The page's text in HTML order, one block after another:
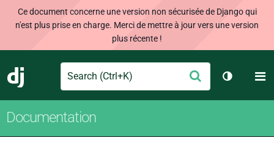
Ce document concerne une version non sécurisée de Django qui
n'est plus prise en charge. Merci de mettre à jour vers une version
plus récente !
Django
Search Envoyer
Changer
Documentation